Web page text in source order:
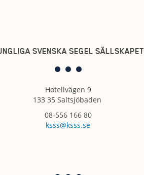
SVENSKA SEGEL SÄLLSKAPET
Hotellvägen 9
133 35 Saltsjöbaden
08-556 166 80
ksss@ksss.se